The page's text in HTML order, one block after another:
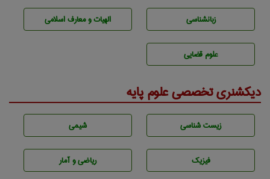
زبانشناسی الهیات و معارف اسلامی
علوم قضایی
دیکشنری تخصصی علوم پایه
زيست شناسی شيمی
فیزیک ریاضی و آمار